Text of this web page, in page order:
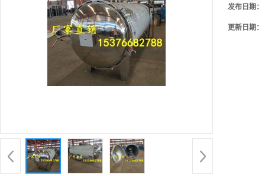
发布日期：
更新日期：